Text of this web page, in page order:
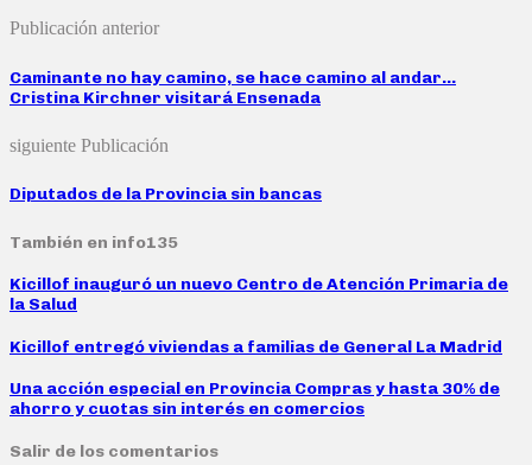
Publicación anterior
Caminante no hay camino, se hace camino al andar…
Cristina Kirchner visitará Ensenada
siguiente Publicación
Diputados de la Provincia sin bancas
También en info135
Kicillof inauguró un nuevo Centro de Atención Primaria de
la Salud
Kicillof entregó viviendas a familias de General La Madrid
Una acción especial en Provincia Compras y hasta 30% de
ahorro y cuotas sin interés en comercios
Salir de los comentarios